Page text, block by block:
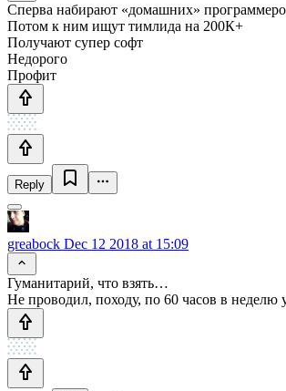
Сперва набирают «домашних»
Потом к ним ищут тимлида на 200К+
Получают супер софт
Недорого
Профит
Reply
greabock Dec 12 2018 at 15:09
Гуманитарий, что взять…
Не проводил, походу, по 60 часов в